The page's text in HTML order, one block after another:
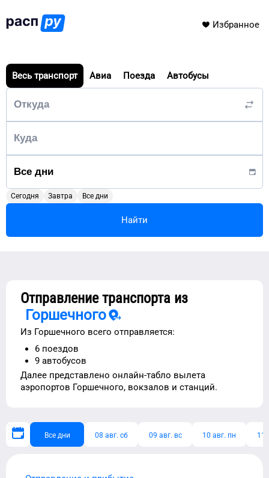
Избранное
Весь транспорт Авиа Поезда Автобусы
Сегодня Завтра Все дни
Найти
Отправление транспорта из
Горшечного
Из Горшечного всего отправляется:
6 поездов
9 автобусов
Далее представлено онлайн-табло вылета
аэропортов Горшечного, вокзалов и станций.
Все дни 08 авг. сб 09 авг. вс 10 авг. пн 11